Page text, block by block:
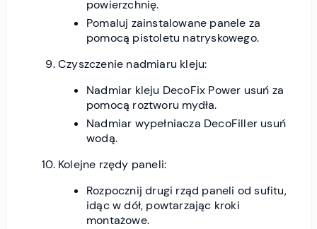
powierzchnię.
Pomaluj zainstalowane panele za
pomocą pistoletu natryskowego.
Czyszczenie nadmiaru kleju:
Nadmiar kleju DecoFix Power usuń za
pomocą roztworu mydła.
Nadmiar wypełniacza DecoFiller usuń
wodą.
Kolejne rzędy paneli:
Rozpocznij drugi rząd paneli od sufitu,
idąc w dół, powtarzając kroki
montażowe.